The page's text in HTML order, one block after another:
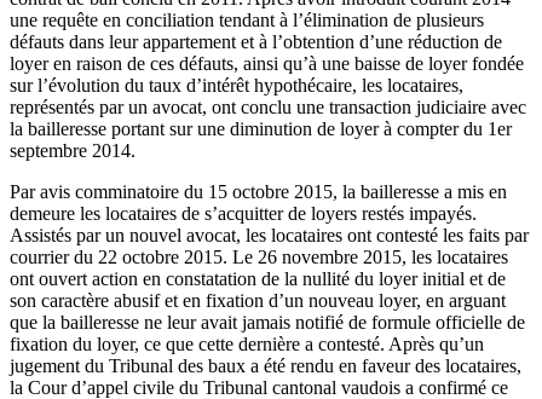
une requête en conciliation tendant à l’élimination de plusieurs
défauts dans leur appartement et à l’obtention d’une réduction de
loyer en raison de ces défauts, ainsi qu’à une baisse de loyer fondée
sur l’évolution du taux d’intérêt hypothécaire, les locataires,
représentés par un avocat, ont conclu une transaction judiciaire avec
la bailleresse portant sur une diminution de loyer à compter du 1er
septembre 2014.
Par avis comminatoire du 15 octobre 2015, la bailleresse a mis en
demeure les locataires de s’acquitter de loyers restés impayés.
Assistés par un nouvel avocat, les locataires ont contesté les faits par
courrier du 22 octobre 2015. Le 26 novembre 2015, les locataires
ont ouvert action en constatation de la nullité du loyer initial et de
son caractère abusif et en fixation d’un nouveau loyer, en arguant
que la bailleresse ne leur avait jamais notifié de formule officielle de
fixation du loyer, ce que cette dernière a contesté. Après qu’un
jugement du Tribunal des baux a été rendu en faveur des locataires,
la Cour d’appel civile du Tribunal cantonal vaudois a confirmé ce